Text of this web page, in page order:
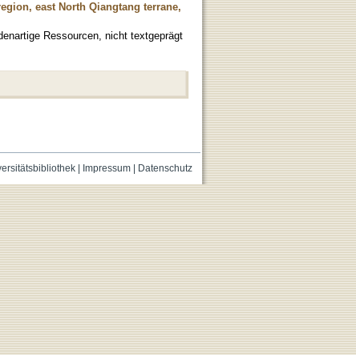
east North Qiangtang terrane,
Ressourcen, nicht textgeprägt
| Impressum| Datenschutz